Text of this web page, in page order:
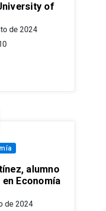
of
de 2024
alumno
Economía
de 2024